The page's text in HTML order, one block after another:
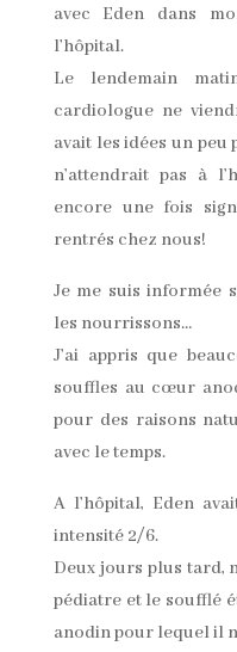
avec Eden dans
l’hôpital.
Le lendemain
cardiologue ne
avait les idées un peu
n’attendrait pas à
encore une fois
rentrés chez nous!
Je me suis informée
les nourrissons…
J’ai appris que
souffles au cœur
pour des raisons
avec le temps.
A l’hôpital, Eden
intensité 2/6.
Deux jours plus tard,
pédiatre et le soufflé
anodin pour lequel il